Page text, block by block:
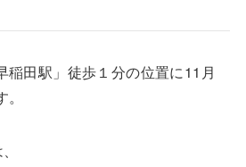
稲田駅」徒歩１分の位置に11月